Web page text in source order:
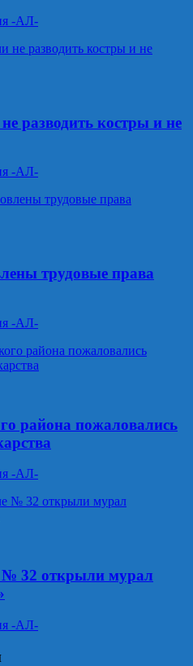
-АЛ-
разводить костры и не
-АЛ-
трудовые права
-АЛ-
района пожаловались
-АЛ-
32 открыли мурал
-АЛ-